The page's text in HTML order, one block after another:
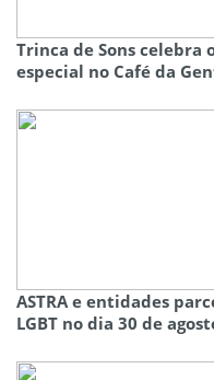
Trinca de Sons celebra
especial no Café da
ASTRA e entidades
LGBT no dia 30 de